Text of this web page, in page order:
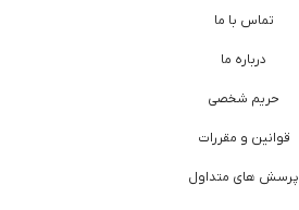
تماس با ما
درباره ما
حریم شخصی
قوانین و مقررات
پرسش های متداول